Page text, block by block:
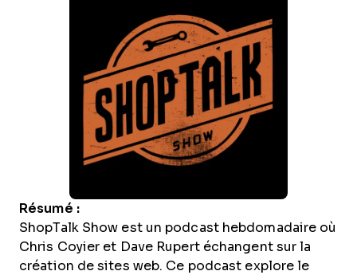
Résumé :
ShopTalk Show est un podcast hebdomadaire où
Chris Coyier et Dave Rupert échangent sur la
création de sites web. Ce podcast explore le